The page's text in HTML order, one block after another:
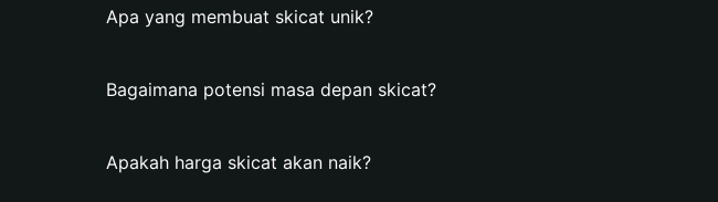
Apa yang membuat skicat unik?
Bagaimana potensi masa depan skicat?
Apakah harga skicat akan naik?